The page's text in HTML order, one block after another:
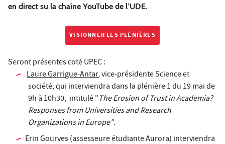
en direct su la chaîne YouTube de l’UDE.
VISIONNER LES PLÉNIÈRES
Seront présentes coté UPEC :
Laure Garrigue-Antar, vice-présidente Science et
société, qui interviendra dans la plénière 1 du 19 mai de
9h à 10h30, intitulé "The Erosion of Trust in Academia?
Responses from Universities and Research
Organizations in Europe".
Erin Gourves (assesseure étudiante Aurora) interviendra